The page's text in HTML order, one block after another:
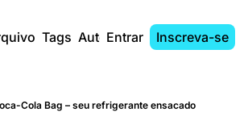
Tags AutoresEntrar Inscreva-se
Cola Bag – seu refrigerante ensacado